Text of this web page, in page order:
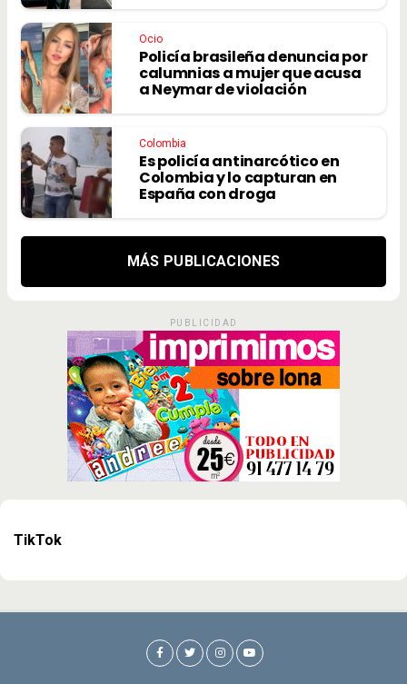
Ocio
Policía brasileña denuncia por
calumnias a mujer que acusa
a Neymar de violación
Colombia
Es policía antinarcótico en
Colombia y lo capturan en
España con droga
MÁS PUBLICACIONES
PUBLICIDAD
TikTok